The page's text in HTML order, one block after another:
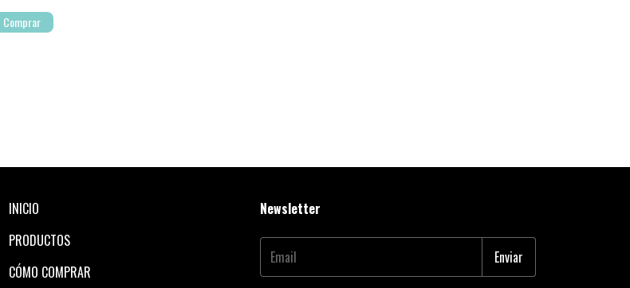
Comprar
INICIO
PRODUCTOS
CÓMO COMPRAR
Newsletter